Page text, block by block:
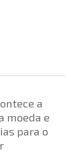
a
moeda e
para o